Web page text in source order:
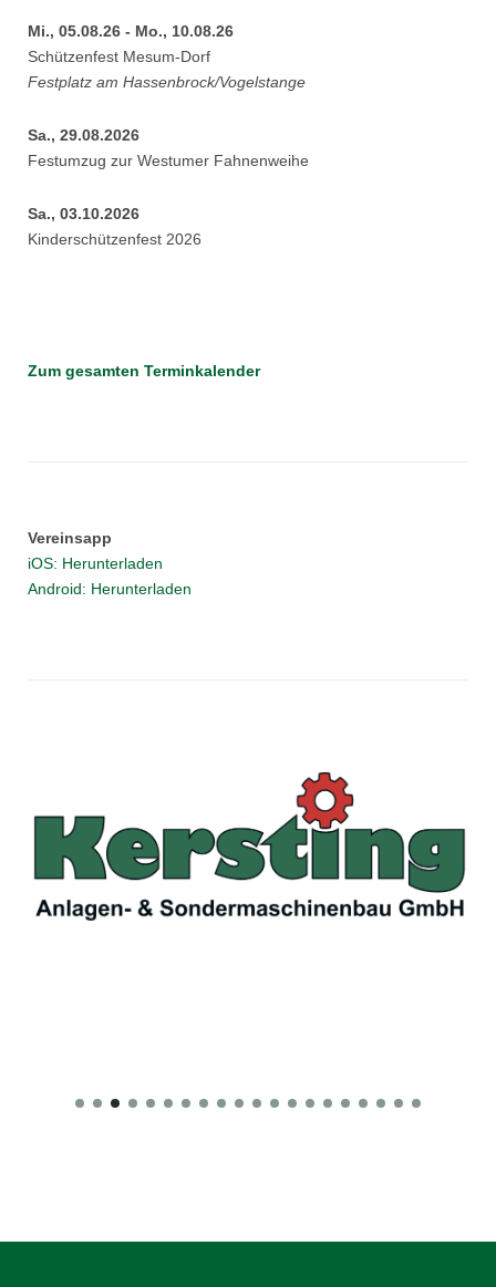
Mi., 05.08.26 - Mo., 10.08.26
Schützenfest Mesum-Dorf
Festplatz am Hassenbrock/Vogelstange
Sa., 29.08.2026
Festumzug zur Westumer Fahnenweihe
Sa., 03.10.2026
Kinderschützenfest 2026
Zum gesamten Terminkalender
Vereinsapp
iOS: Herunterladen
Android: Herunterladen